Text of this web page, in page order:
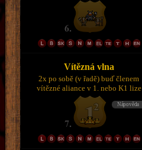
Vítězná vlna
2x po sobě (v řadě) buď členem
vítězné aliance v 1. nebo K1 lize